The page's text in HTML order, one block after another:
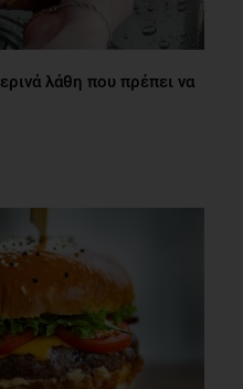
λάθη που πρέπει να